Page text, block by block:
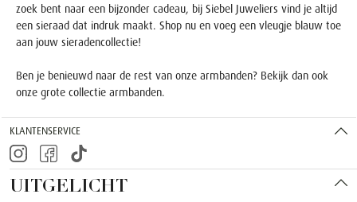
zoek bent naar een bijzonder cadeau, bij Siebel Juweliers vind je altijd
een sieraad dat indruk maakt. Shop nu en voeg een vleugje blauw toe
aan jouw sieradencollectie!
Ben je benieuwd naar de rest van onze armbanden? Bekijk dan ook
onze grote collectie armbanden.
KLANTENSERVICE
UITGELICHT